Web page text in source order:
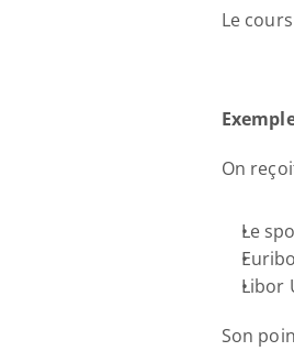
Le
On
Le
Libor
Son